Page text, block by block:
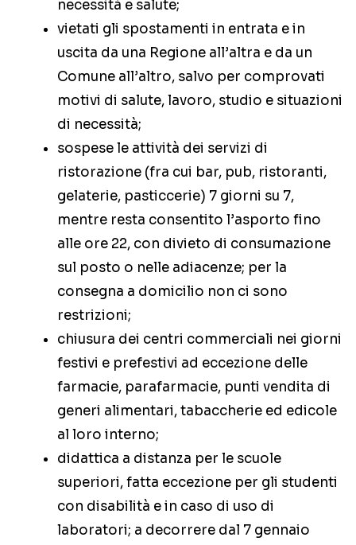
necessità e salute;
vietati gli spostamenti in entrata e in
uscita da una Regione all’altra e da un
Comune all’altro, salvo per comprovati
motivi di salute, lavoro, studio e situazioni
di necessità;
sospese le attività dei servizi di
ristorazione (fra cui bar, pub, ristoranti,
gelaterie, pasticcerie) 7 giorni su 7,
mentre resta consentito l’asporto fino
alle ore 22, con divieto di consumazione
sul posto o nelle adiacenze; per la
consegna a domicilio non ci sono
restrizioni;
chiusura dei centri commerciali nei giorni
festivi e prefestivi ad eccezione delle
farmacie, parafarmacie, punti vendita di
generi alimentari, tabaccherie ed edicole
al loro interno;
didattica a distanza per le scuole
superiori, fatta eccezione per gli studenti
con disabilità e in caso di uso di
laboratori; a decorrere dal 7 gennaio